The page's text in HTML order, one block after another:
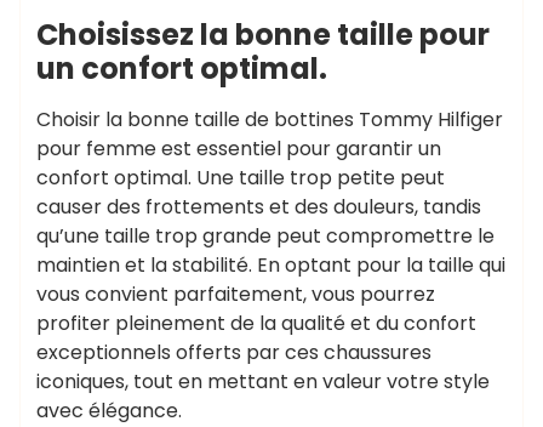
Choisissez la bonne taille pour
un confort optimal.
Choisir la bonne taille de bottines Tommy Hilfiger
pour femme est essentiel pour garantir un
confort optimal. Une taille trop petite peut
causer des frottements et des douleurs, tandis
qu’une taille trop grande peut compromettre le
maintien et la stabilité. En optant pour la taille qui
vous convient parfaitement, vous pourrez
profiter pleinement de la qualité et du confort
exceptionnels offerts par ces chaussures
iconiques, tout en mettant en valeur votre style
avec élégance.